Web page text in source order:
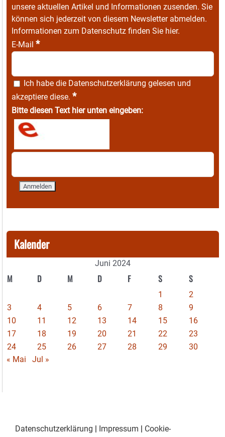
unsere aktuellen Artikel und Informationen zusenden. Sie
können sich jederzeit von diesem Newsletter abmelden.
Informationen zum Datenschutz finden Sie hier.
E-Mail *
Ich habe die Datenschutzerklärung gelesen und
akzeptiere diese. *
Bitte diesen Text hier unten eingeben:
Kalender
Juni 2024
M D M D F S S
1
2
3
4 5 6 7 8
9
10
11 12 13 14 15
16
17
18 19 20 21 22
23
24
25 26 27 28 29
30
« Mai
Jul »
Datenschutzerklärung | Impressum | Cookie-